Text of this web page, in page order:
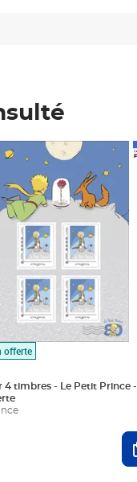
offerte
4 timbres - Le Petit Prince -